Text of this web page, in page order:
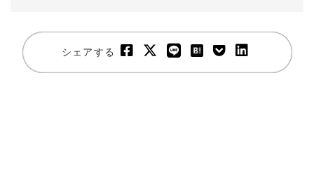
シェアする